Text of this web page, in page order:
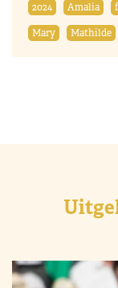
2024 Amalia
Mary
Mathilde